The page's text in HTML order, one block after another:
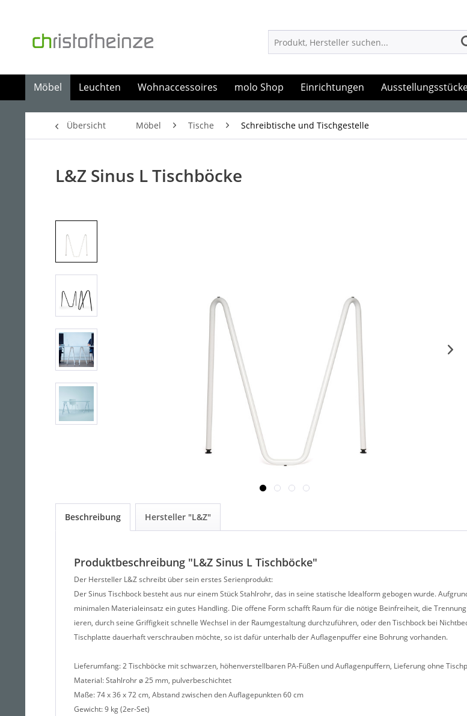
Möbel Leuchten Wohnaccessoires molo Shop Einrichtungen
Übersicht Möbel Tische Schreibtische und Tischgestelle
L&Z Sinus L Tischböcke
Beschreibung Hersteller "L&Z"
Produktbeschreibung "L&Z Sinus L Tischböcke"
Der Hersteller L&Z schreibt über sein erstes Serienprodukt:
Der Sinus Tischbock besteht aus nur einem Stück Stahlrohr, das in seine statische Idealform gebogen wurde.
minimalen Materialeinsatz ein gutes Handling. Die offene Form schafft Raum für die nötige Beinfreiheit, die
ieren, durch seine Griffigkeit schnelle Wechsel in der Raumgestaltung durchzuführen, oder den Tischbock bei
Tischplatte dauerhaft verschrauben möchte, so ist dafür unterhalb der Auflagenpuffer eine Bohrung vorhanden.
Lieferumfang: 2 Tischböcke mit schwarzen, höhenverstellbaren PA-Füßen und Auflagenpuffern, Lieferung ohne
Material: Stahlrohr ø 25 mm, pulverbeschichtet
Maße: 74 x 36 x 72 cm, Abstand zwischen den Auflagepunkten 60 cm
Gewicht: 9 kg (2er-Set)